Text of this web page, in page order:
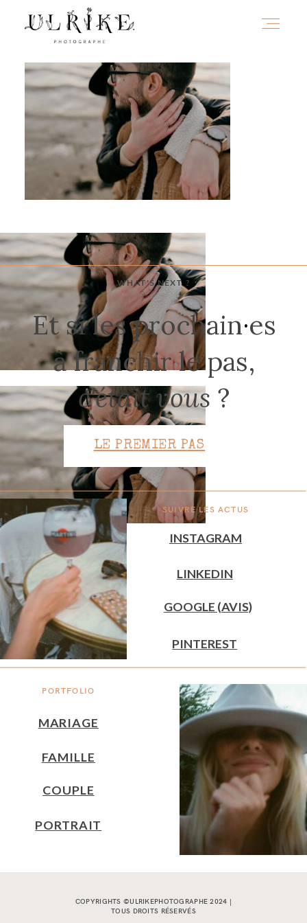
WHAT'S NEXT ?
PORTFOLIO
SUIVRE LES ACTUS
Et si les prochain·es
à franchir le pas,
c'était vous ?
MARIAGE
INSTAGRAM
GOOGLE (AVIS)
FAMILLE
PINTEREST
COUPLE
LINKEDIN
PORTRAIT
LE PREMIER PAS
COPYRIGHTS ©ULRIKEPHOTOGRAPHE 2024 |
TOUS DROITS RÉSERVÉS
HOME
A PROPOS
PORTFOLIO
INFOS
JOURNAL
CONTACT